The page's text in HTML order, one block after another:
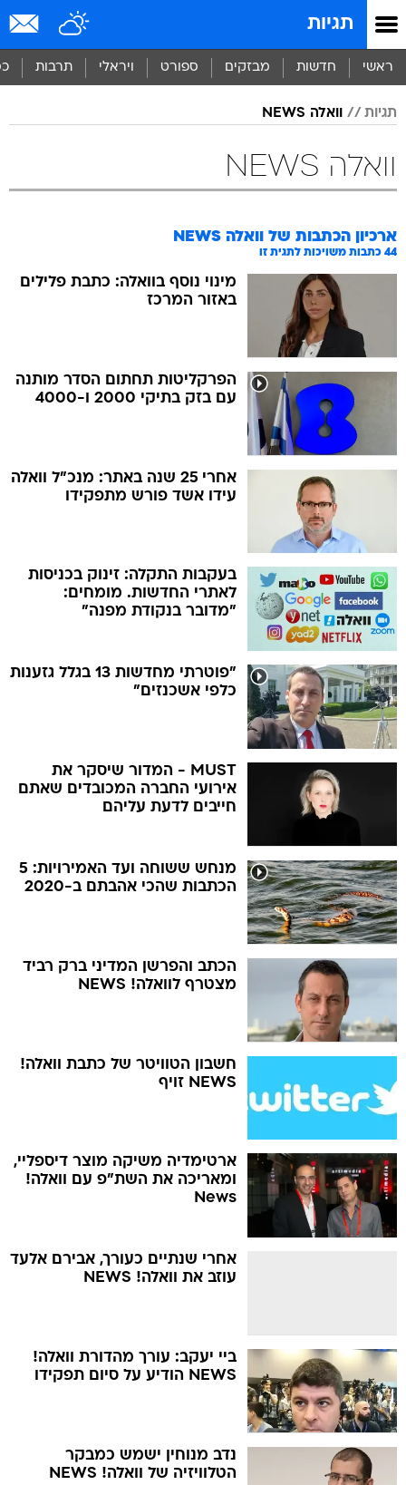
תגיות
ראשי חדשות מבזקים ספורט ויראלי תרבות
תגיות וואלה NEWS
וואלה NEWS
ארכיון הכתבות של וואלה NEWS
44 כתבות משויכות לתגית זו
מינוי נוסף בוואלה: כתבת פלילים
באזור המרכז
הפרקליטות תחתום הסדר מותנה
עם בזק בתיקי 2000 ו-4000
אחרי 25 שנה באתר: מנכ"ל וואלה
עידו אשד פורש מתפקידו
בעקבות התקלה: זינוק בכניסות
לאתרי החדשות. מומחים:
"מדובר בנקודת מפנה"
"פוטרתי מחדשות 13 בגלל גזענות
כלפי אשכנזים"
MUST - המדור שיסקר את
אירועי החברה המכובדים שאתם
חייבים לדעת עליהם
מנחש ששוחה ועד האמירויות: 5
הכתבות שהכי אהבתם ב-2020
הכתב והפרשן המדיני ברק רביד
מצטרף לוואלה! NEWS
חשבון הטוויטר של כתבת וואלה!
NEWS זויף
ארטימדיה משיקה מוצר דיספליי,
ומאריכה את השת"פ עם וואלה!
News
אחרי שנתיים כעורך, אבירם אלעד
עוזב את וואלה! NEWS
ביי יעקב: עורך מהדורת וואלה!
NEWS הודיע על סיום תפקידו
נדב מנוחין ישמש כמבקר
הטלוויזיה של וואלה! NEWS